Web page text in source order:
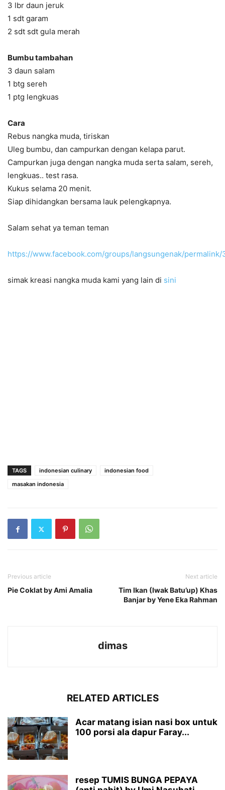
3 lbr daun jeruk
1 sdt garam
2 sdt sdt gula merah
Bumbu tambahan
3 daun salam
1 btg sereh
1 ptg lengkuas
Cara
Rebus nangka muda, tiriskan
Uleg bumbu, dan campurkan dengan kelapa parut.
Campurkan juga dengan nangka muda serta salam, sereh,
lengkuas.. test rasa.
Kukus selama 20 menit.
Siap dihidangkan bersama lauk pelengkapnya.
Salam sehat ya teman teman
https://www.facebook.com/groups/langsungenak/
simak kreasi nangka muda kami yang lain di sini
TAGS indonesian culinary
indonesian food
masakan indonesia
Previous article
Pie Coklat by Ami Amalia
Next article
Tim Ikan (Iwak Batu’up) Khas
Banjar by Yene Eka Rahman
dimas
RELATED ARTICLES
Acar matang isian nasi box untuk
100 porsi ala dapur Faray...
resep TUMIS BUNGA PEPAYA